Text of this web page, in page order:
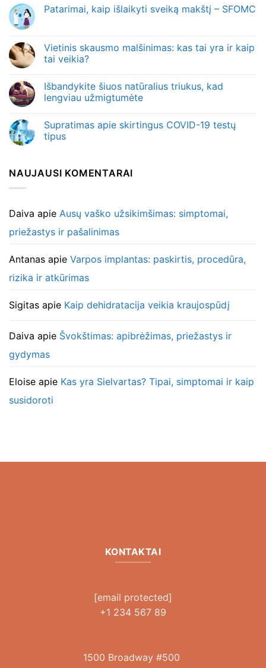
Patarimai, kaip išlaikyti sveiką makštį – SFOMC
Vietinis skausmo malšinimas: kas tai yra ir kaip
tai veikia?
Išbandykite šiuos natūralius triukus, kad
lengviau užmigtumėte
Supratimas apie skirtingus COVID-19 testų
tipus
NAUJAUSI KOMENTARAI
Daiva apie Ausų vaško užsikimšimas: simptomai,
priežastys ir pašalinimas
Antanas apie Varpos implantas: paskirtis, procedūra,
rizika ir atkūrimas
Sigitas apie Kaip dehidratacija veikia kraujospūdį
Daiva apie Švokštimas: apibrėžimas, priežastys ir
gydymas
Eloise apie Kas yra Sielvartas? Tipai, simptomai ir kaip
susidoroti
KONTAKTAI
[email protected]
+1 234 567 89
1500 Broadway #500